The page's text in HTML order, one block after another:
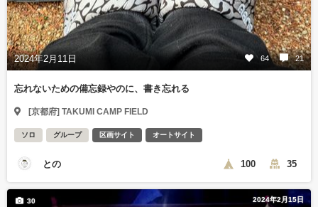
2024年2月11日 64 21
忘れないための備忘録やのに、書き忘れる
[京都府] TAKUMI CAMP FIELD
ソロ グループ 区画サイト オートサイト
との 100 35
2024年2月15日
30